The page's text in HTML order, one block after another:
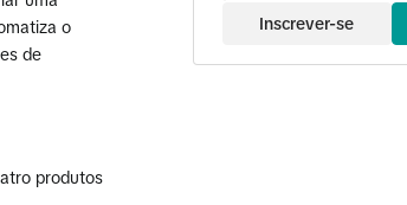
o
de
produtos
Inscrever-se